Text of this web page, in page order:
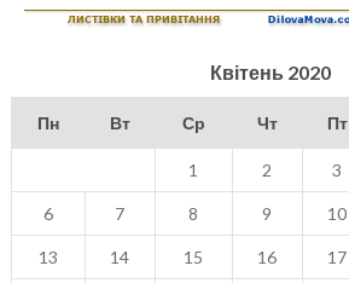
Квітень 2020
Пн Вт Ср Чт Пт
1 2 3
6 7 8 9 10
13 14 15 16 17